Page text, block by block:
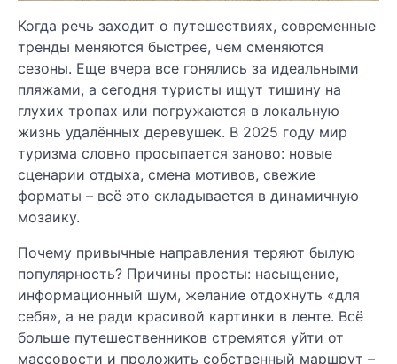
Когда речь заходит о путешествиях, современные
тренды меняются быстрее, чем сменяются
сезоны. Еще вчера все гонялись за идеальными
пляжами, а сегодня туристы ищут тишину на
глухих тропах или погружаются в локальную
жизнь удалённых деревушек. В 2025 году мир
туризма словно просыпается заново: новые
сценарии отдыха, смена мотивов, свежие
форматы – всё это складывается в динамичную
мозаику.
Почему привычные направления теряют былую
популярность? Причины просты: насыщение,
информационный шум, желание отдохнуть «для
себя», а не ради красивой картинки в ленте. Всё
больше путешественников стремятся уйти от
массовости и проложить собственный маршрут –